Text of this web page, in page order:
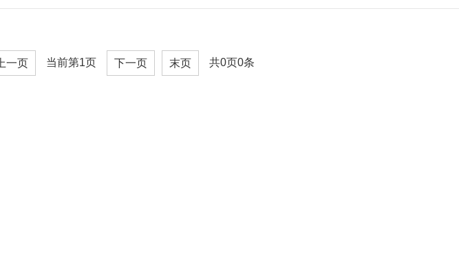
上一页 当前第1页 下一页 末页 共0页0条